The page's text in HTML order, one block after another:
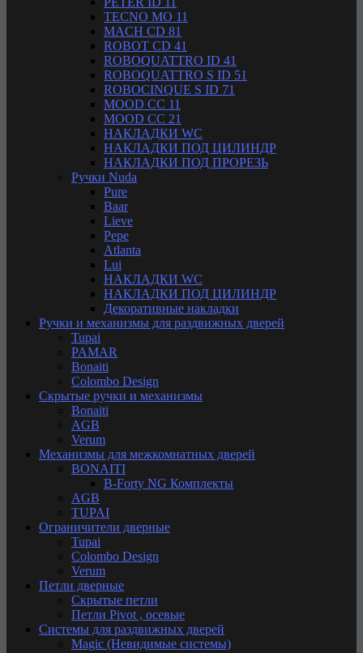
TECNO MO 11
MACH CD 81
ROBOT CD 41
ROBOQUATTRO ID 41
ROBOQUATTRO S ID 51
ROBOCINQUE S ID 71
MOOD CC 11
MOOD CC 21
НАКЛАДКИ WC
НАКЛАДКИ ПОД ЦИЛИНДР
НАКЛАДКИ ПОД ПРОРЕЗЬ
Ручки Nuda
Pure
Baar
Lieve
Pepe
Atlanta
Lui
НАКЛАДКИ WC
НАКЛАДКИ ПОД ЦИЛИНДР
Декоративные накладки
Ручки и механизмы для раздвижных дверей
Tupai
PAMAR
Bonaiti
Colombo Design
Скрытые ручки и механизмы
Bonaiti
AGB
Verum
Механизмы для межкомнатных дверей
BONAITI
B-Forty NG Комплекты
AGB
TUPAI
Ограничители дверные
Tupai
Colombo Design
Verum
Петли дверные
Скрытые петли
Петли Pivot , осевые
Системы для раздвижных дверей
Magic (Невидимые системы)